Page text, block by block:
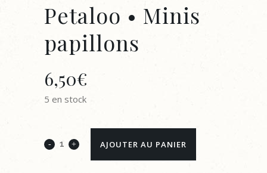
Petaloo • Minis
papillons
6,50€
5 en stock
Petaloo
AJOUTER AU PANIER